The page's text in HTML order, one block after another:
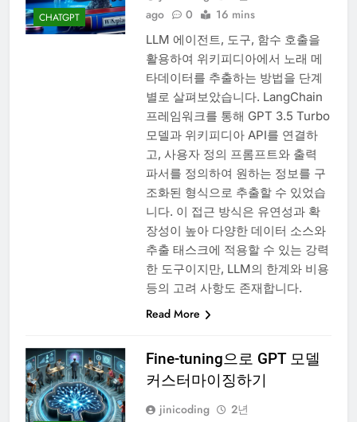
CHATGPT
ago
0 16 mins
LLM 에이전트, 도구, 함수 호출을
활용하여 위키피디아에서 노래 메
타데이터를 추출하는 방법을 단계
별로 살펴보았습니다. LangChain
프레임워크를 통해 GPT 3.5 Turbo
모델과 위키피디아 API를 연결하
고, 사용자 정의 프롬프트와 출력
파서를 정의하여 원하는 정보를 구
조화된 형식으로 추출할 수 있었습
니다. 이 접근 방식은 유연성과 확
장성이 높아 다양한 데이터 소스와
추출 태스크에 적용할 수 있는 강력
한 도구이지만, LLM의 한계와 비용
등의 고려 사항도 존재합니다.
Read More
Fine-tuning으로 GPT 모델
커스터마이징하기
jinicoding
2년